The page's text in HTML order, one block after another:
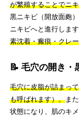
が繁殖することでニ
黒ニキビ（開放面皰
ニキビへと進行します
素沈着・瘢痕・クレ
📝 毛穴の開き・
毛穴に皮脂が詰まっ
も呼ばれます）。ま
状態になり、肌のキ